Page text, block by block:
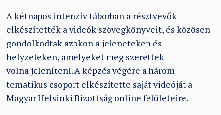
A kétnapos intenzív táborban a résztvevők
elkészítették a videók szövegkönyveit, és közösen
gondolkodtak azokon a jeleneteken és
helyzeteken, amelyeket meg szerettek
volna jeleníteni. A képzés végére a három
tematikus csoport elkészítette saját videóját a
Magyar Helsinki Bizottság online felületeire.